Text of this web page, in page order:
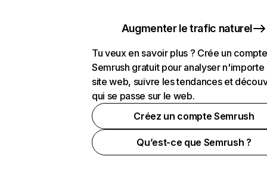
Augmenter le trafic naturel
Tu veux en savoir plus ? Crée un compte
Semrush gratuit pour analyser n'importe
site web, suivre les tendances et
qui se passe sur le web.
Créez un compte Semrush
Qu’est-ce que Semrush ?